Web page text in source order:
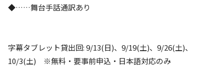
◆……舞台手話通訳あり
字幕タブレット貸出回: 9/13(日)、9/19(土)、9/26(土)、
10/3(土) ※無料・要事前申込・日本語対応のみ